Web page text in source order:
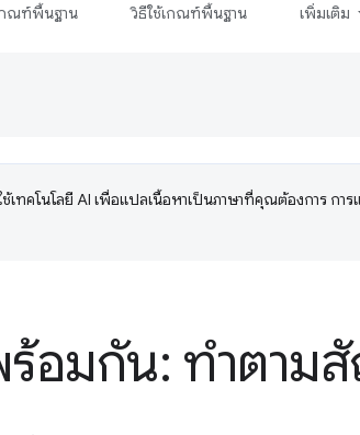
ณฑ์พื้นฐาน วิธีใช้เกณฑ์พื้นฐาน เพิ่มเติม
เทคโนโลยี AI เพื่อแปลเนื้อหาเป็นภาษาที่คุณต้องการ การ
อมกัน: ทำตาม